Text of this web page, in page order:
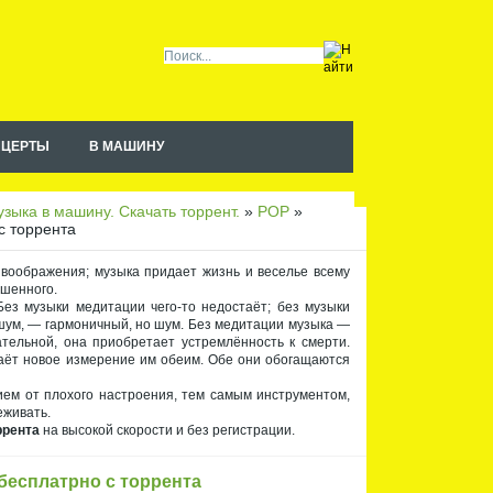
В МАШИНУ
ие
в машину. Скачать торрент. » POP »
торрента
музыка придает жизнь и веселье всему
музыки медитации чего-то недостаёт; без музыки
— гармоничный, но шум. Без медитации музыка —
она приобретает устремлённость к смерти.
новое измерение им обеим. Обе они обогащаются
от плохого настроения, тем самым инструментом,
на высокой скорости и без регистрации.
с торрента